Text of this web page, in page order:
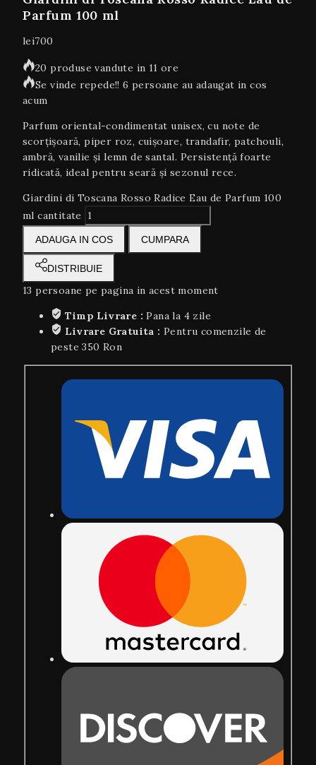
Parfum 100 ml
lei700
20 produse vandute in 11 ore
Se vinde repede!! 6 persoane au adaugat in cos
acum
Parfum oriental-condimentat unisex, cu note de
scorțișoară, piper roz, cuișoare, trandafir, patchouli,
ambră, vanilie și lemn de santal. Persistență foarte
ridicată, ideal pentru seară și sezonul rece.
Giardini di Toscana Rosso Radice Eau de Parfum 100
ml cantitate
ADAUGA IN COS CUMPARA
DISTRIBUIE
13 persoane pe pagina in acest moment
Timp Livrare :Pana la 4 zile
Livrare Gratuita :Pentru comenzile de
peste 350 Ron